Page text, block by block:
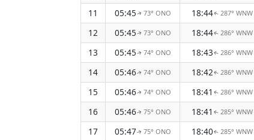
11
05:45↑ 73° ONO 18:44↑ 287° WNW
12
05:45↑ 73° ONO 18:44↑ 286° WNW
13
05:45↑ 74° ONO 18:43↑ 286° WNW
14
05:46↑ 74° ONO 18:42↑ 286° WNW
15
05:46↑ 74° ONO 18:41 ↑ 286° WNW
16
05:46↑ 75° ONO 18:41 ↑ 285° WNW
17
05:47↑ 75° ONO 18:40↑ 285° WNW